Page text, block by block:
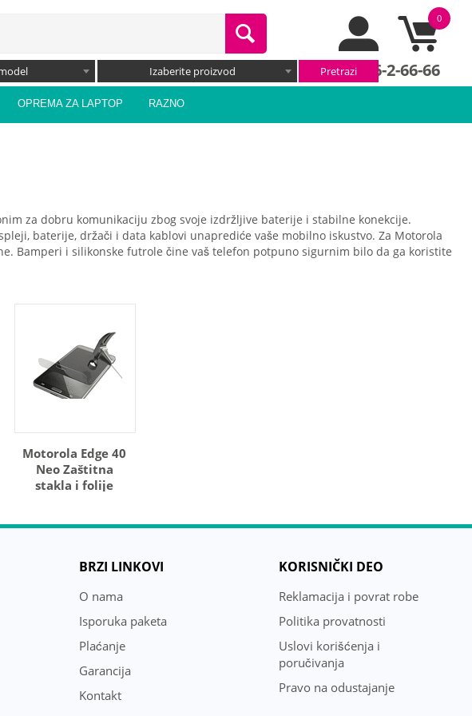
0
066/66-2-66-66
Izaberite proizvod
OPREMA ZA LAPTOP RAZNO
za dobru komunikaciju zbog svoje izdržljive baterije i stabilne konekcije.
baterije, držači i data kablovi unaprediće vaše mobilno iskustvo. Za Motorola
Bamperi i silikonske futrole čine vaš telefon potpuno sigurnim bilo da ga koristite
Motorola Edge 40
Neo Zaštitna
stakla i folije
BRZI LINKOVI
O nama
Isporuka paketa
Plaćanje
Garancija
Kontakt
KORISNIČKI DEO
Reklamacija i povrat robe
Politika provatnosti
Uslovi korišćenja i
poručivanja
Pravo na odustajanje